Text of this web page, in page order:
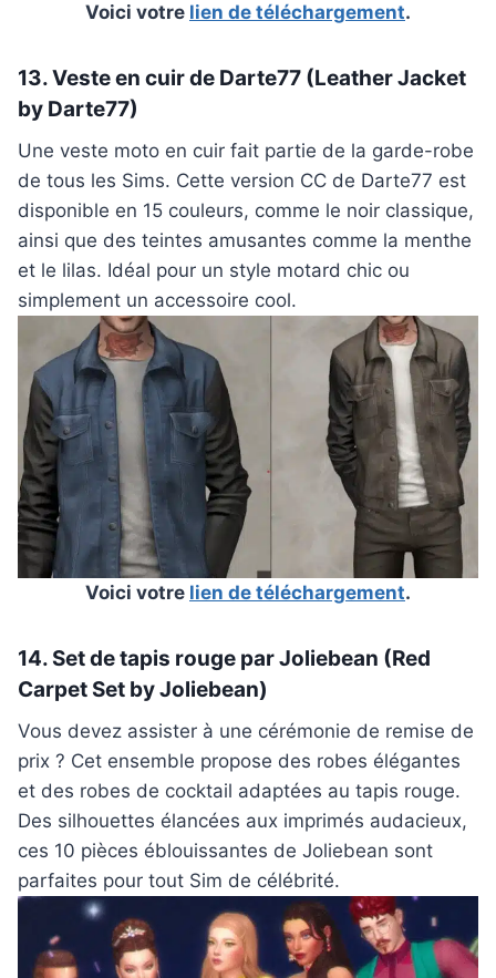
Voici votre lien de téléchargement.
13. Veste en cuir de Darte77 (Leather Jacket
by Darte77)
Une veste moto en cuir fait partie de la garde-robe
de tous les Sims. Cette version CC de Darte77 est
disponible en 15 couleurs, comme le noir classique,
ainsi que des teintes amusantes comme la menthe
et le lilas. Idéal pour un style motard chic ou
simplement un accessoire cool.
Voici votre lien de téléchargement.
14. Set de tapis rouge par Joliebean (Red
Carpet Set by Joliebean)
Vous devez assister à une cérémonie de remise de
prix ? Cet ensemble propose des robes élégantes
et des robes de cocktail adaptées au tapis rouge.
Des silhouettes élancées aux imprimés audacieux,
ces 10 pièces éblouissantes de Joliebean sont
parfaites pour tout Sim de célébrité.